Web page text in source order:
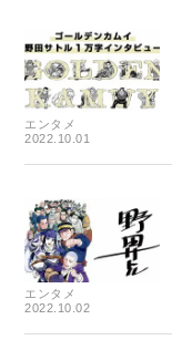
エンタメ
2022.10.01
エンタメ
2022.10.02